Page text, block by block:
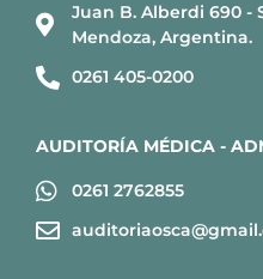
Juan B. Alberdi 690 -
Mendoza, Argentina.
0261 405-0200
AUDITORÍA MÉDICA -
0261 2762855